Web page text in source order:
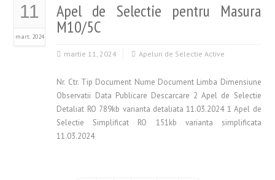
11
mart. 2024
Apel de Selectie pentru Masura
M10/5C
martie 11, 2024 Apeluri de Selectie Active
Nr. Ctr. Tip Document Nume Document Limba Dimensiune
Observatii Data Publicare Descarcare 2 Apel de Selectie
Detaliat RO 789kb varianta detaliata 11.03.2024 1 Apel de
Selectie Simplificat RO 151kb varianta simplificata
11.03.2024